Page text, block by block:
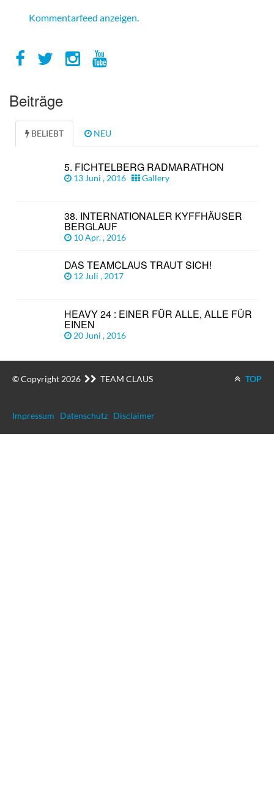
Kommentarfeed anzeigen.
Beiträge
BELIEBT NEU
5. FICHTELBERG RADMARATHON
13 Juni , 2016 Gallery
38. INTERNATIONALER KYFFHÄUSER
BERGLAUF
10 Apr. , 2016
DAS TEAMCLAUS TRAUT SICH!
12 Juli , 2017
HEAVY 24 : EINER FÜR ALLE, ALLE FÜR
EINEN
20 Juni , 2016
© Copyright 2026 TEAM CLAUS TOP
Impressum Datenschutz Disclaimer